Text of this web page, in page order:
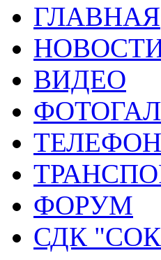
ГЛАВНАЯ
ВИДЕО
ФОРУМ
СДК